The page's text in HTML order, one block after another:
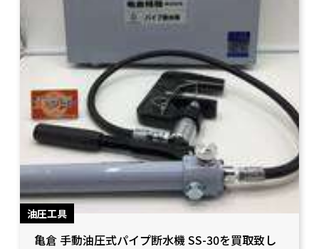
油圧工具
亀倉 手動油圧式パイプ断水機 SS-30を買取致し